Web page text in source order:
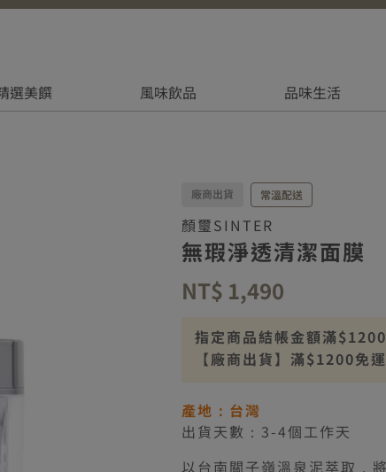
選美饌 風味飲品 品味生活
廠商出貨 常溫配送
顏璽SINTER
無瑕淨透清潔面膜
NT$ 1,490
指定商品結帳金額滿
【廠商出貨】滿$1200免運
產地：台灣
出貨天數：3-4個工作天
以台南關子嶺溫泉泥萃取，